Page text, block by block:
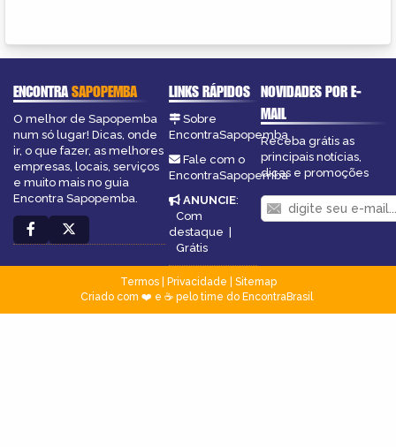
ENCONTRASAPOPEMBA
O melhor de Sapopemba
num só lugar! Dicas, onde
ir, o que fazer, as melhores
empresas, locais, serviços
e muito mais no guia
Encontra Sapopemba.
LINKS RÁPIDOS
Sobre
EncontraSapopemba
Fale com o
EncontraSapopemba
ANUNCIE:
Com
destaque |
Grátis
NOVIDADES POR E-
MAIL
Receba grátis as
principais notícias,
dicas e promoções
Termos| Privacidade
Sitemap
Criado com ❤️ e ☕ pelo time do EncontraBrasil